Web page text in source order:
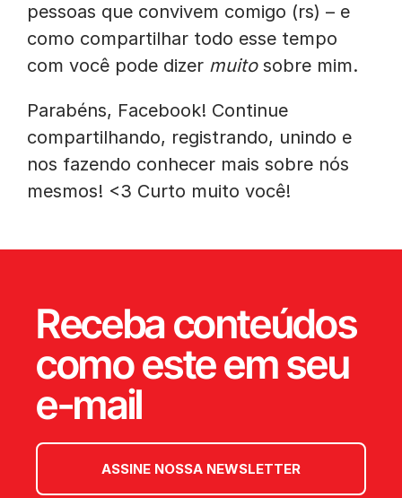
pessoas que convivem comigo (rs) – e
como compartilhar todo esse tempo
com você pode dizer muitosobre mim.
Parabéns, Facebook! Continue
compartilhando, registrando, unindo e
nos fazendo conhecer mais sobre nós
mesmos! <3 Curto muito você!
Receba conteúdos
como este em seu
e-mail
ASSINE NOSSA NEWSLETTER